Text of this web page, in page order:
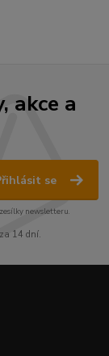
akce a
se
newsletteru.
14 dní.